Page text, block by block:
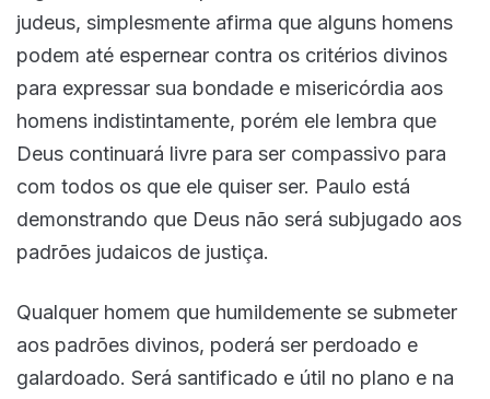
judeus, simplesmente afirma que alguns homens
podem até espernear contra os critérios divinos
para expressar sua bondade e misericórdia aos
homens indistintamente, porém ele lembra que
Deus continuará livre para ser compassivo para
com todos os que ele quiser ser. Paulo está
demonstrando que Deus não será subjugado aos
padrões judaicos de justiça.
Qualquer homem que humildemente se submeter
aos padrões divinos, poderá ser perdoado e
galardoado. Será santificado e útil no plano e na